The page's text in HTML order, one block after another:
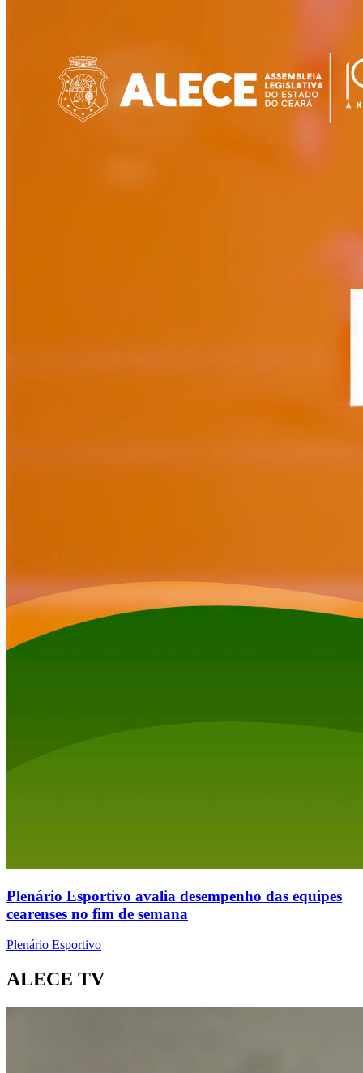
Plenário Esportivo avalia desempenho das equipes
cearenses no fim de semana
Plenário Esportivo
ALECE TV